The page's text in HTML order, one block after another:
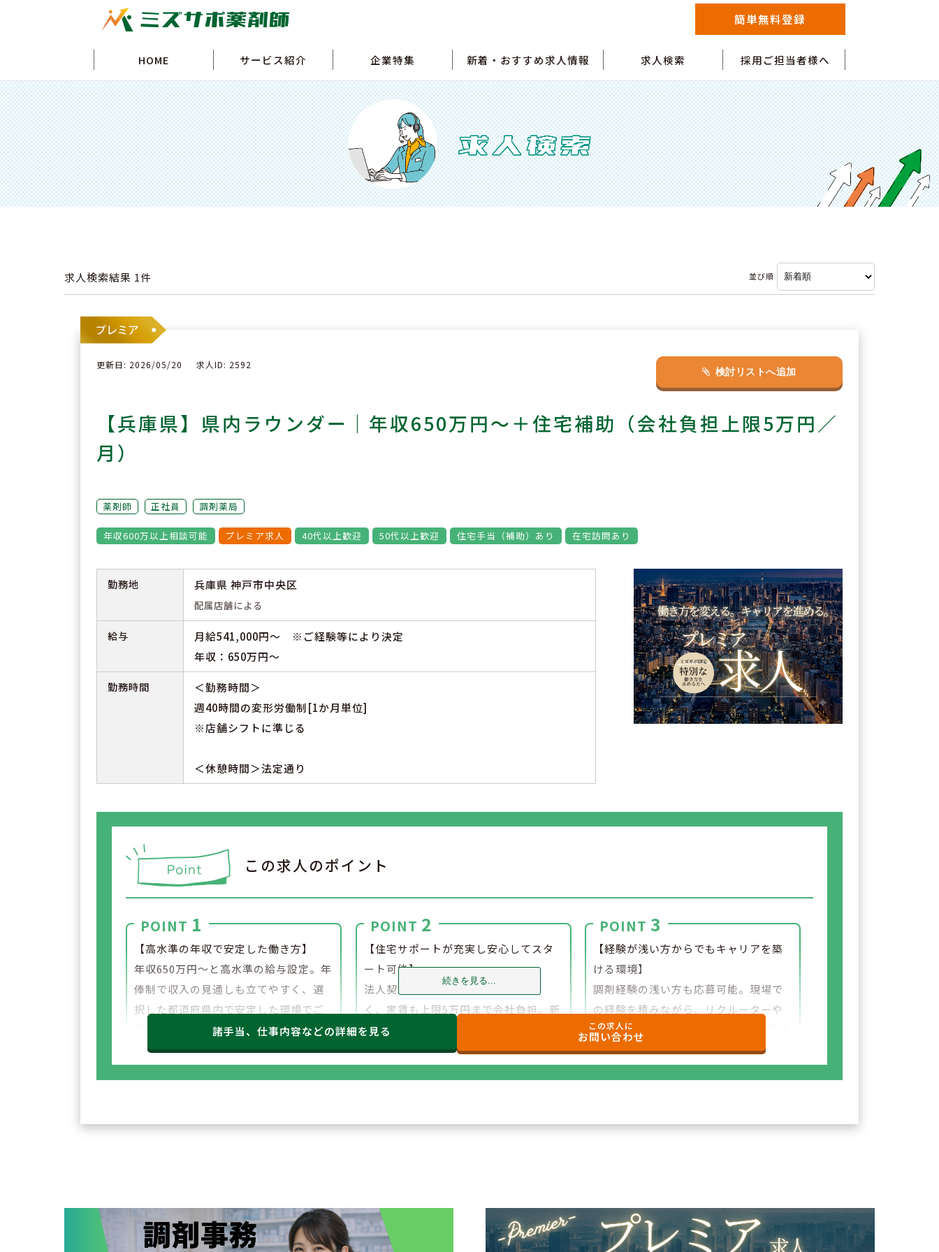
簡単無料登録
HOME サービス紹介 企業特集 新着・おすすめ求人情報 求人検索 採用ご担当者様へ
求人検索結果 1件 並び順
更新日: 2026/05/20 求人ID: 2592
検討リストへ追加
【兵庫県】県内ラウンダー｜年収650万円～＋住宅補助（会社負担上限5万円／
月）
薬剤師 正社員 調剤薬局
年収600万以上相談可能 プレミア求人 40代以上歓迎 50代以上歓迎 住宅手当（補助）あり 在宅訪問あり
勤務地 兵庫県 神戸市中央区
配属店舗による
給与
月給541,000円～ ※ご経験等により決定
年収：650万円～
勤務時間
＜勤務時間＞
週40時間の変形労働制[1か月単位]
※店舗シフトに準じる
＜休憩時間＞法定通り
この求人のポイント
POINT 1
【高水準の年収で安定した働き方】
年収650万円～と高水準の給与設定。年
俸制で収入の見通しも立てやすく、選
択した都道府県内で安定した環境でご
勤務いただけます。
POINT 2
【住宅サポートが充実し安心してスタ
ート可能】
法人契約により初期費用の負担がな
く、家賃も上限5万円まで会社負担。新
たな環境でも安心して勤務を開始でき
ます。
POINT 3
【経験が浅い方からでもキャリアを築
ける環境】
調剤経験の浅い方も応募可能。現場で
の経験を積みながら、リクルーターや
研修など＋αの業務チャレンジの可能性
もございます。
続きを見る...
諸手当、仕事内容などの詳細を見る この求人に
お問い合わせ